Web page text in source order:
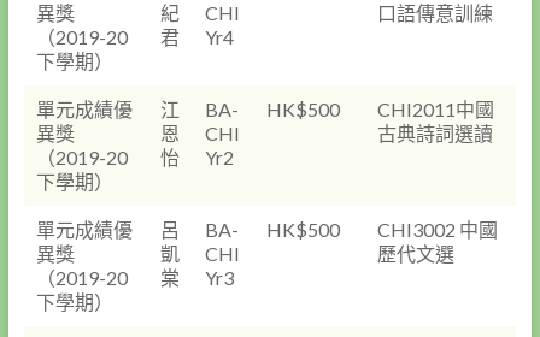
異獎
（2019-20
下學期）
紀
君
CHI
Yr4
口語傳意訓練
單元成績優
異獎
（2019-20
下學期）
江
恩
怡
BA-
CHI
Yr2
HK$500
CHI2011中國
古典詩詞選讀
單元成績優
異獎
（2019-20
下學期）
呂
凱
棠
BA-
CHI
Yr3
HK$500
CHI3002 中國
歷代文選